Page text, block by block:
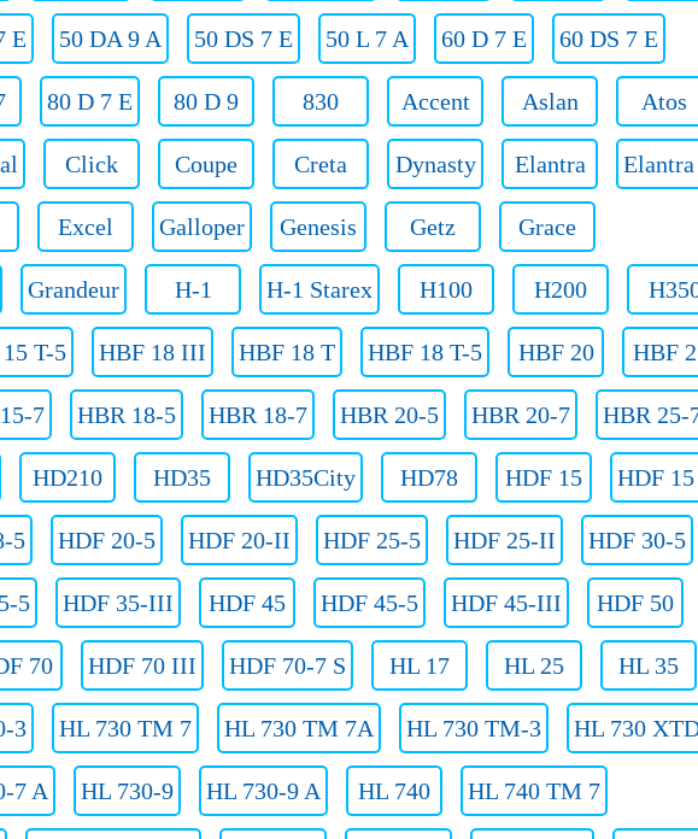
E 50 DA 9 A 50 DS 7 E 50 L 7 A 60 D 7 E 60 DS 7 E
80 D 7 E 80 D 9 830 Accent Aslan Atos
Click Coupe Creta Dynasty Elantra
Excel Galloper Genesis Getz Grace
Grandeur H-1 H-1 Starex H100 H200
T-5 HBF 18 III HBF 18 T HBF 18 T-5 HBF 20 HBF
7 HBR 18-5 HBR 18-7 HBR 20-5 HBR 20-7 HBR 25-
HD210 HD35 HD35City HD78 HDF 15 HDF
5 HDF 20-5 HDF 20-II HDF 25-5 HDF 25-II HDF 30-5
5 HDF 35-III HDF 45 HDF 45-5 HDF 45-III HDF 50
70 HDF 70 III HDF 70-7 S HL 17 HL 25 HL 35
3 HL 730 TM 7 HL 730 TM 7A HL 730 TM-3 HL 730
7 A HL 730-9 HL 730-9 A HL 740 HL 740 TM 7